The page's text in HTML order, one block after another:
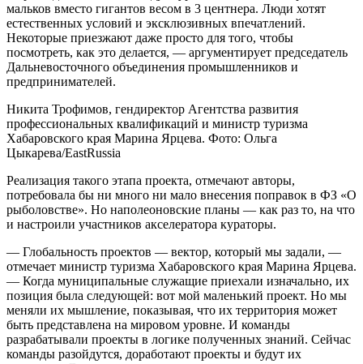
мальков вместо гигантов весом в 3 центнера. Люди хотят
естественных условий и эксклюзивных впечатлений.
Некоторые приезжают даже просто для того, чтобы
посмотреть, как это делается, — аргументирует председатель
Дальневосточного объединения промышленников и
предпринимателей.
Никита Трофимов, гендиректор Агентства развития
профессиональных квалификаций и министр туризма
Хабаровского края Марина Ярцева. Фото: Ольга
Цыкарева/EastRussia
Реализация такого этапа проекта, отмечают авторы,
потребовала бы ни много ни мало внесения поправок в ФЗ «О
рыболовстве». Но наполеоновские планы — как раз то, на что
и настроили участников акселератора кураторы.
— Глобальность проектов — вектор, который мы задали, —
отмечает министр туризма Хабаровского края Марина Ярцева.
— Когда муниципальные служащие приехали изначально, их
позиция была следующей: вот мой маленький проект. Но мы
меняли их мышление, показывая, что их территория может
быть представлена на мировом уровне. И команды
разрабатывали проекты в логике полученных знаний. Сейчас
команды разойдутся, доработают проекты и будут их